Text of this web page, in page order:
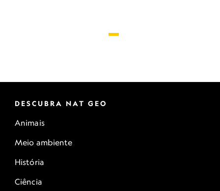
DESCUBRA NAT GEO
Animais
Meio ambiente
História
Ciência